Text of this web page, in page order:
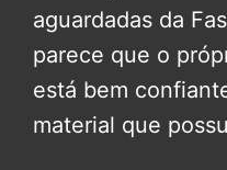
aguardadas da
parece que o
está bem
material que